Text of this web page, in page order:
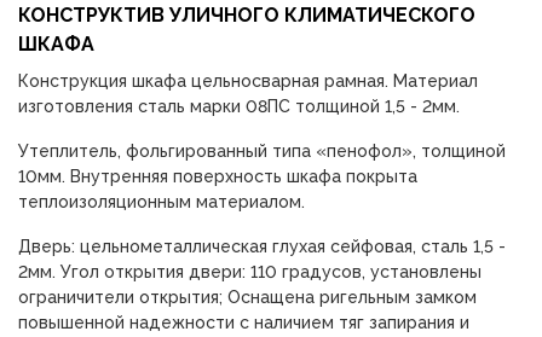
КОНСТРУКТИВ УЛИЧНОГО КЛИМАТИЧЕСКОГО
ШКАФА
Конструкция шкафа цельносварная рамная. Материал
изготовления сталь марки 08ПС толщиной 1,5 - 2мм.
Утеплитель, фольгированный типа «пенофол», толщиной
10мм. Внутренняя поверхность шкафа покрыта
теплоизоляционным материалом.
Дверь: цельнометаллическая глухая сейфовая, сталь 1,5 -
2мм. Угол открытия двери: 110 градусов, установлены
ограничители открытия; Оснащена ригельным замком
повышенной надежности с наличием тяг запирания и